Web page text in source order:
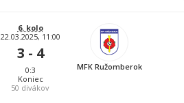
6. kolo
22.03.2025, 11:00
3 - 4
0:3
Koniec
50 divákov
MFK Ružomberok